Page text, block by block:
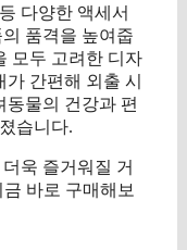
다양한 액세서
품격을 높여줍
모두 고려한 디자
간편해 외출 시
동물의 건강과 편
습니다.
욱 즐거워질 거
바로 구매해보